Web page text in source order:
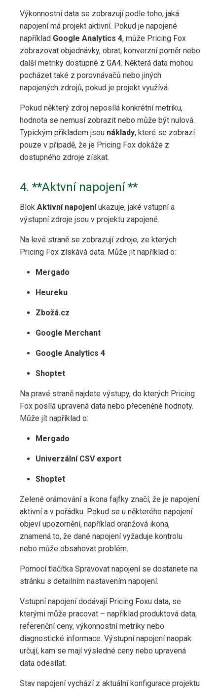
Výkonnostní data se zobrazují podle toho, jaká
napojení má projekt aktivní. Pokud je napojené
například Google Analytics 4, může Pricing Fox
zobrazovat objednávky, obrat, konverzní poměr nebo
další metriky dostupné z GA4. Některá data mohou
pocházet také z porovnávačů nebo jiných
napojených zdrojů, pokud je projekt využívá.
Pokud některý zdroj neposílá konkrétní metriku,
hodnota se nemusí zobrazit nebo může být nulová.
Typickým příkladem jsou náklady, které se zobrazí
pouze v případě, že je Pricing Fox dokáže z
dostupného zdroje získat.
4. **Aktvní napojení **
Blok Aktivní napojeníukazuje, jaké vstupní a
výstupní zdroje jsou v projektu zapojené.
Na levé straně se zobrazují zdroje, ze kterých
Pricing Fox získává data. Může jít například o:
Mergado
Heureku
Zbožá.cz
Google Merchant
Google Analytics 4
Shoptet
Na pravé straně najdete výstupy, do kterých Pricing
Fox posílá upravená data nebo přeceněné hodnoty.
Může jít například o:
Mergado
Univerzální CSV export
Shoptet
Zelené orámování a ikona fajfky značí, že je napojení
aktivní a v pořádku. Pokud se u některého napojení
objeví upozornění, například oranžová ikona,
znamená to, že dané napojení vyžaduje kontrolu
nebo může obsahovat problém.
Pomocí tlačítka Spravovat napojení se dostanete na
stránku s detailním nastavením napojení.
Vstupní napojení dodávají Pricing Foxu data, se
kterými může pracovat – například produktová data,
referenční ceny, výkonnostní metriky nebo
diagnostické informace. Výstupní napojení naopak
určují, kam se mají výsledné ceny nebo upravená
data odesílat.
Stav napojení vychází z aktuální konfigurace projektu